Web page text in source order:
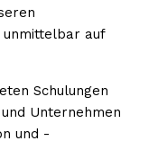
unmittelbar auf
Schulungen
Unternehmen
und -